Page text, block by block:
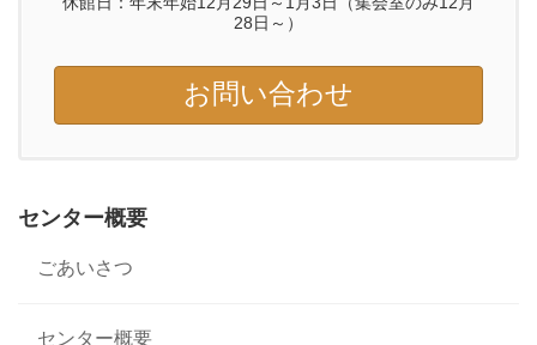
28日～）
お問い合わせ
センター概要
ごあいさつ
センター概要